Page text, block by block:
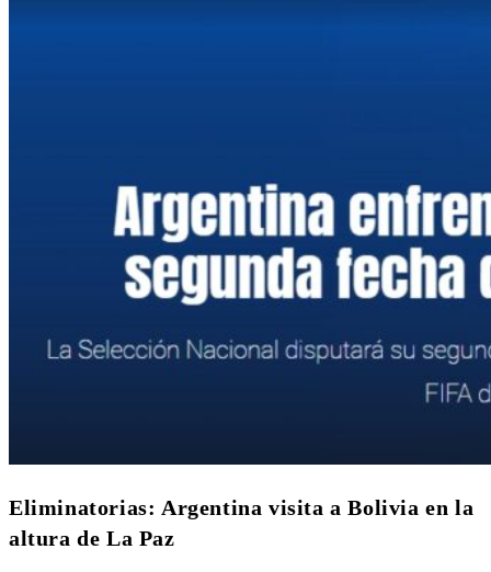
Eliminatorias: Argentina visita a Bolivia en la
altura de La Paz